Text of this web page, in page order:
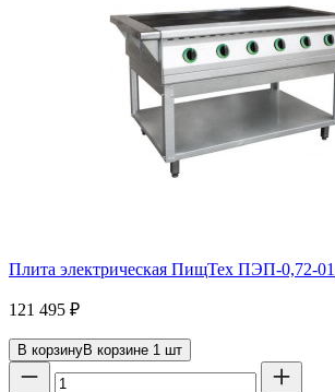
Плита электрическая ПищТех ПЭП-0,72-01
121 495 ₽
В корзинуВ корзине 1 шт